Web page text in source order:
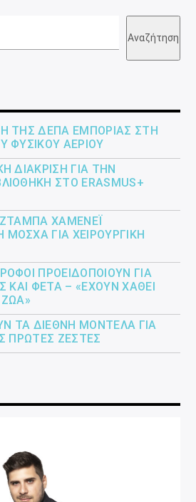
Αναζήτηση
ΤΗΣ ΔΕΠΑ ΕΜΠΟΡΊΑΣ ΣΤΗ
ΦΥΣΙΚΟΎ ΑΕΡΊΟΥ
ΔΙΆΚΡΙΣΗ ΓΙΑ ΤΗΝ
ΣΤΟ ERASMUS+
ΧΑΜΕΝΕΪ́
ΓΙΑ ΧΕΙΡΟΥΡΓΙΚΉ
ΠΡΟΕΙΔΟΠΟΙΟΎΝ ΓΙΑ
ΚΑΙ ΦΈΤΑ – «ΈΧΟΥΝ ΧΑΘΕΊ
ΤΑ ΔΙΕΘΝΉ ΜΟΝΤΈΛΑ ΓΙΑ
ΠΡΏΤΕΣ ΖΈΣΤΕΣ